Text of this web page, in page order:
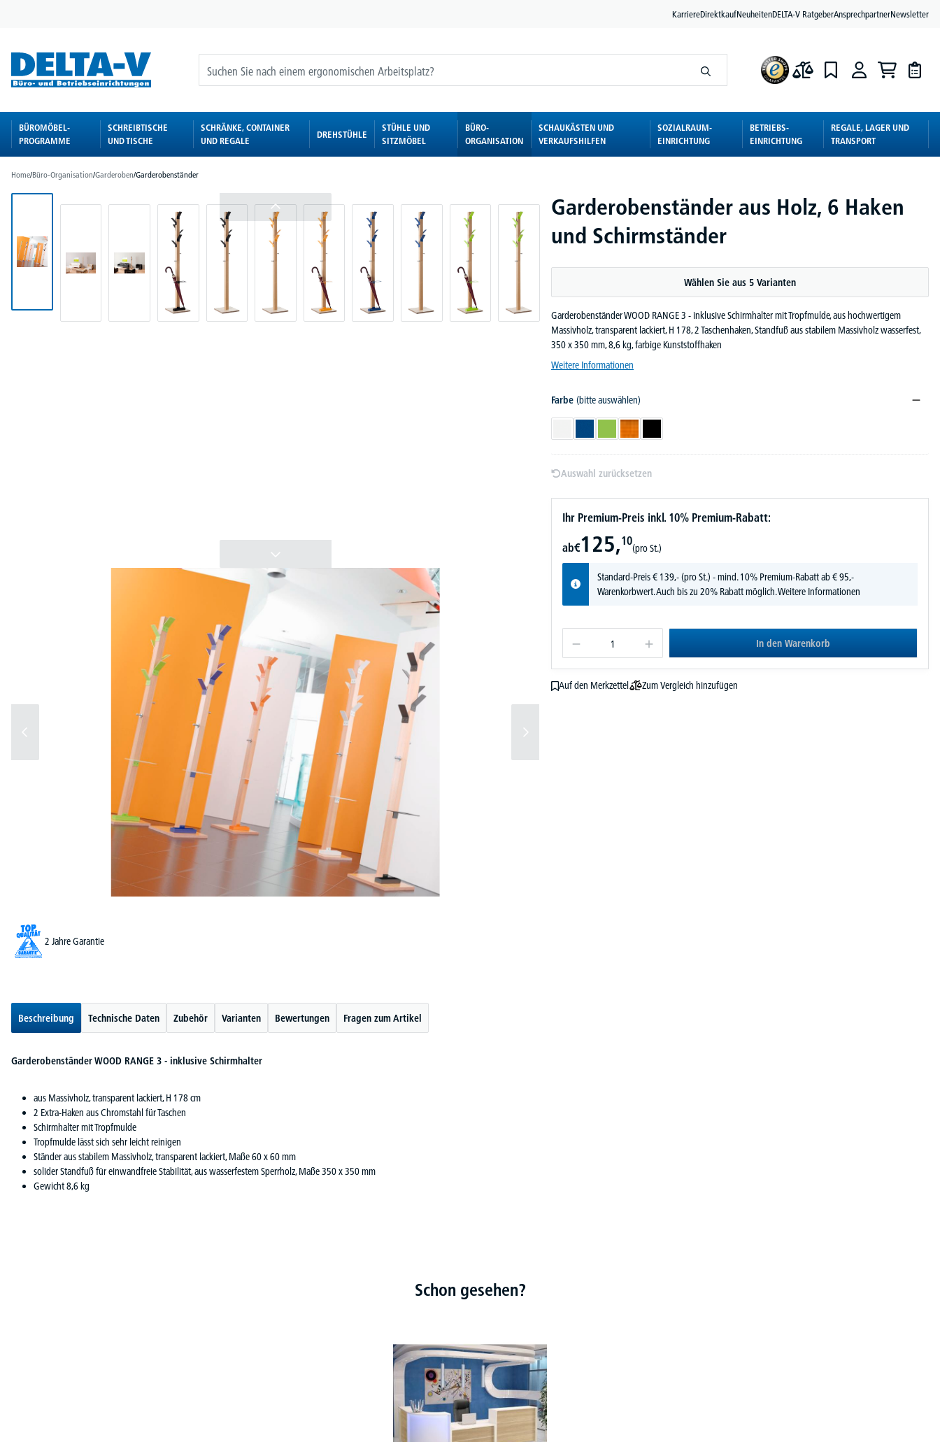
KarriereDirektkaufNeuheitenDELTA-V RatgeberAnsprechpartnerNewsletter
BÜROMÖBEL-
PROGRAMME
SCHREIBTISCHE
UND TISCHE
SCHRÄNKE, CONTAINER
UND REGALE
DREHSTÜHLE
STÜHLE UND
SITZMÖBEL
BÜRO-
ORGANISATION
SCHAUKÄSTEN UND
VERKAUFSHILFEN
SOZIALRAUM-
EINRICHTUNG
BETRIEBS-
EINRICHTUNG
REGALE, LAGER UND
TRANSPORT
Home/Büro-Organisation/Garderoben/Garderobenständer
Garderobenständer aus Holz, 6 Haken
und Schirmständer
Wählen Sie aus 5 Varianten
Garderobenständer WOOD RANGE 3 - inklusive Schirmhalter mit Tropfmulde, aus hochwertigem
Massivholz, transparent lackiert, H 178, 2 Taschenhaken, Standfuß aus stabilem Massivholz wasserfest,
350 x 350 mm, 8,6 kg, farbige Kunststoffhaken
Weitere Informationen
Farbe (bitte auswählen)
Auswahl zurücksetzen
Ihr Premium-Preis inkl. 10% Premium-Rabatt:
ab€125,10
(pro St.)
Standard-Preis€ 139,-(pro St.) - mind. 10% Premium-Rabatt ab € 95,-
Warenkorbwert. Auch bis zu 20% Rabatt möglich.Weitere Informationen
In den Warenkorb
Auf den Merkzettel Zum Vergleich hinzufügen
2 Jahre Garantie
Beschreibung Technische Daten Zubehör Varianten Bewertungen Fragen zum Artikel
Garderobenständer WOOD RANGE 3 - inklusive Schirmhalter
aus Massivholz, transparent lackiert, H 178 cm
2 Extra-Haken aus Chromstahl für Taschen
Schirmhalter mit Tropfmulde
Tropfmulde lässt sich sehr leicht reinigen
Ständer aus stabilem Massivholz, transparent lackiert, Maße 60 x 60 mm
solider Standfuß für einwandfreie Stabilität, aus wasserfestem Sperrholz, Maße 350 x 350 mm
Gewicht 8,6 kg
Schon gesehen?